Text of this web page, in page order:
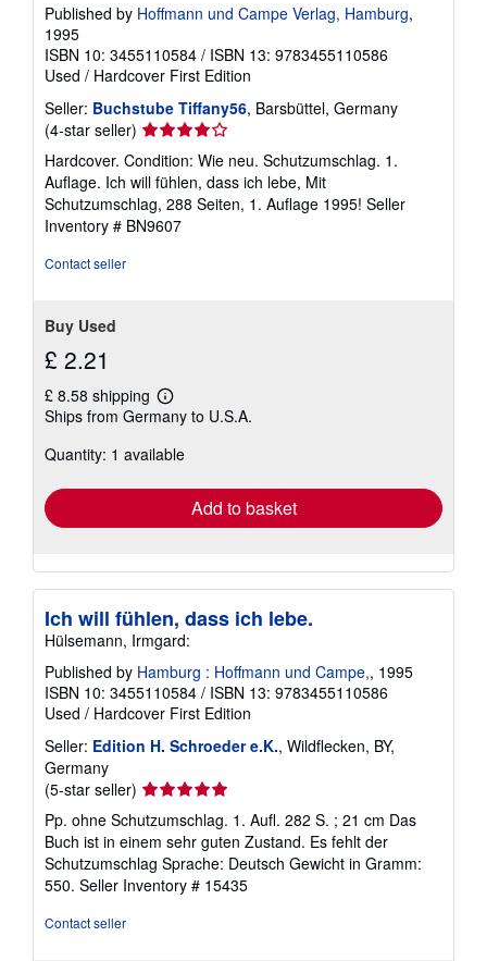
Published by Hoffmann und Campe Verlag, Hamburg,
1995
ISBN 10: 3455110584 / ISBN 13: 9783455110586
Used / Hardcover First Edition
Seller: Buchstube Tiffany56, Barsbüttel, Germany
(4-star seller) Seller
rating
4
out
of
5
Hardcover. Condition: Wie neu. Schutzumschlag. 1.
Auflage. Ich will fühlen, dass ich lebe, Mit
Schutzumschlag, 288 Seiten, 1. Auflage 1995! Seller
Inventory # BN9607
Contact seller
Buy Used
£ 2.21
£ 8.58 shipping
Learn
more
shipping
Ships from Germany to U.S.A.
Quantity: 1 available
Add to basket
Ich will fühlen, dass ich lebe.
Hülsemann, Irmgard:
Published by Hamburg : Hoffmann und Campe,, 1995
ISBN 10: 3455110584 / ISBN 13: 9783455110586
Used / Hardcover First Edition
Seller: Edition H. Schroeder e.K., Wildflecken, BY,
Germany
(5-star seller) Seller
5
out
of
5
Pp. ohne Schutzumschlag. 1. Aufl. 282 S. ; 21 cm Das
Buch ist in einem sehr guten Zustand. Es fehlt der
Schutzumschlag Sprache: Deutsch Gewicht in Gramm:
550. Seller Inventory # 15435
Contact seller